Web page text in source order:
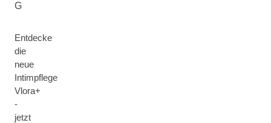
G
Entdecke
die
neue
Intimpflege
Vlora+
-
jetzt